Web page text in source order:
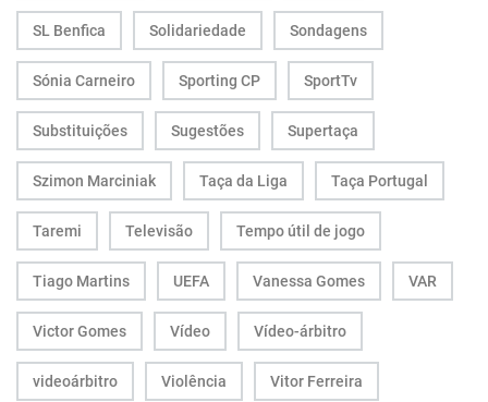
SL Benfica Solidariedade Sondagens
Sónia Carneiro Sporting CP SportTv
Substituições Sugestões Supertaça
Szimon Marciniak Taça da Liga Taça Portugal
Taremi Televisão Tempo útil de jogo
Tiago Martins UEFA Vanessa Gomes VAR
Victor Gomes Vídeo Vídeo-árbitro
videoárbitro Violência Vitor Ferreira